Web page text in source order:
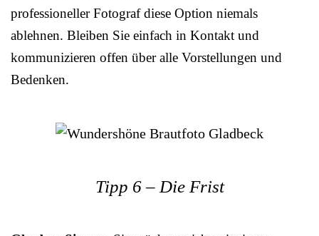
professioneller Fotograf diese Option niemals
ablehnen. Bleiben Sie einfach in Kontakt und
kommunizieren offen über alle Vorstellungen und
Bedenken.
Tipp 6 – Die Frist